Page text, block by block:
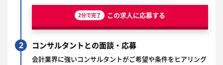
2分で完了 この求人に応募する
2 コンサルタントとの面談・応募
会計業界に強いコンサルタントがご希望や条件をヒアリング